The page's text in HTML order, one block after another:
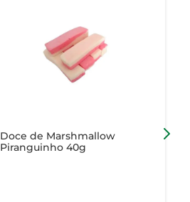
Doce de Marshmallow
Piranguinho 40g